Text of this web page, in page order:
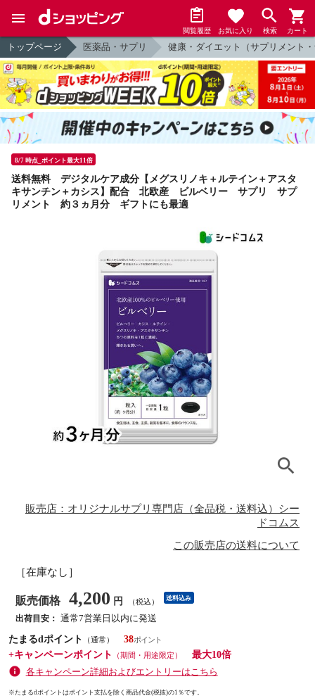
閲覧履歴 お気に入り 検索 カート
トップページ 医薬品・サプリ 健康・ダイエット（サプリメント
8/7 時点_ポイント最大11倍
送料無料 デジタルケア成分【メグスリノキ＋ルテイン＋アスタ
キサンチン＋カシス】配合 北欧産 ビルベリー サプリ サプ
リメント 約３ヵ月分 ギフトにも最適
販売店：オリジナルサプリ専門店（全品税・送料込）シー
ドコムス
この販売店の送料について
［在庫なし］
販売価格 4,200 円 （税込） 送料込み
出荷目安： 通常7営業日以内に発送
たまるdポイント
（通常）
38
+キャンペーンポイント
（期間・用途限定）
最大10倍
各キャンペーン詳細およびエントリーはこちら
※たまるdポイントはポイント支払を除く商品代金(税抜)の1％です。